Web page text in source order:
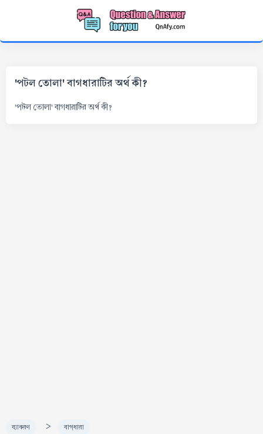
'পটল তোলা' বাগধারাটির অর্থ কী?
'পটল তোলা' বাগধারাটির অর্থ কী?
ব্যাকরণ > বাগ্‌ধারা